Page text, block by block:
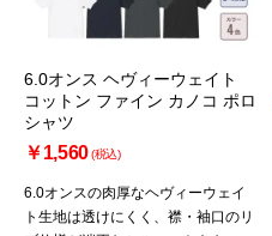
6.0オンス ヘヴィーウェイト
コットン ファイン カノコ ポロ
シャツ
￥1,560(税込)
6.0オンスの肉厚なヘヴィーウェイ
ト生地は透けにくく、襟・袖口のリ